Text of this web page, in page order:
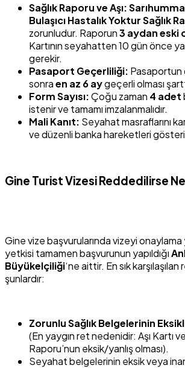
Sağlık Raporu ve Aşı:Sarıhumma
Bulaşıcı Hastalık Yoktur Sağlık
zorunludur. Raporun3 aydan eski
Kartının seyahatten 10 gün önce
gerekir.
Pasaport Geçerliliği: Pasaportun
sonraen az 6 aygeçerli olması
Form Sayısı:Çoğu zaman 4 adet
istenir ve tamamı imzalanmalıdır.
Mali Kanıt: Seyahat masraflarını
ve düzenli banka hareketleri
Gine Turist Vizesi Reddedilirse Ne
Gine vize başvurularında vizeyi
yetkisi tamamen başvurunun yapıldığı
Büyükelçiliği‘ne aittir. En sık
şunlardır:
Zorunlu Sağlık Belgelerinin
(En yaygın ret nedenidir: Aşı Kartı
Raporu’nun eksik/yanlış olması).
Seyahat belgelerinin eksik veya